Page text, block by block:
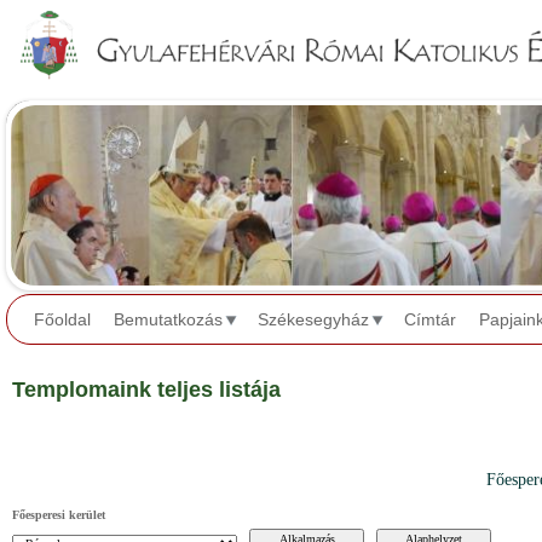
Főoldal Bemutatkozás Székesegyház Címtár
Templomaink teljes listája
Főesperesi kerület